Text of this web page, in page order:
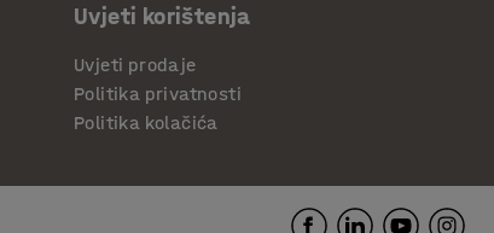
Uvjeti korištenja
Uvjeti prodaje
Politika privatnosti
Politika kolačića